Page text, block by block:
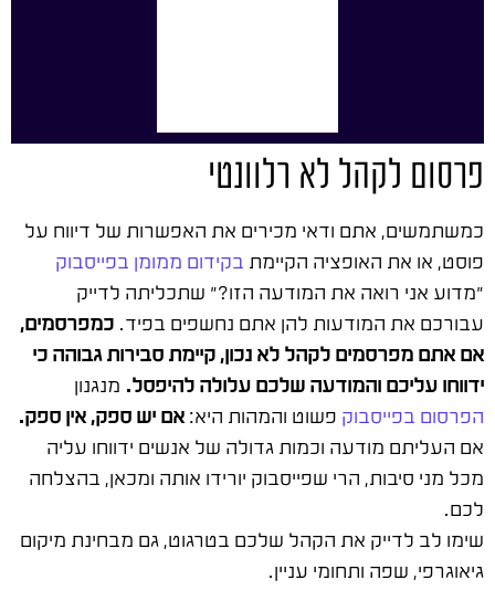
פרסום לקהל לא רלוונטי
כמשתמשים, אתם ודאי מכירים את האפשרות של דיווח על
פוסט, או את האופציה הקיימת בקידום ממומן בפייסבוק
"מדוע אני רואה את המודעה הזו?" שתכליתה לדייק
עבורכם את המודעות להן אתם נחשפים בפיד. כמפרסמים,
אם אתם מפרסמים לקהל לא נכון, קיימת סבירות גבוהה כי
ידווחו עליכם והמודעה שלכם עלולה להיפסל. מנגנון
הפרסום בפייסבוק פשוט והמהות היא:אם יש ספק, אין ספק.
אם העליתם מודעה וכמות גדולה של אנשים ידווחו עליה
מכל מני סיבות, הרי שפייסבוק יורידו אותה ומכאן, בהצלחה
לכם.
שימו לב לדייק את הקהל שלכם בטרגוט, גם מבחינת מיקום
גיאוגרפי, שפה ותחומי עניין.